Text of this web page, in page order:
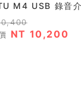
M4 USB 錄音
NT 10,200